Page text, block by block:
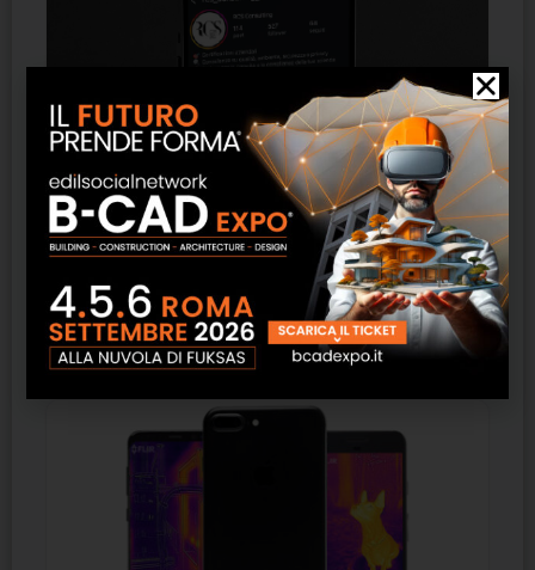
Digital marketing – communication italia
SCOPRI